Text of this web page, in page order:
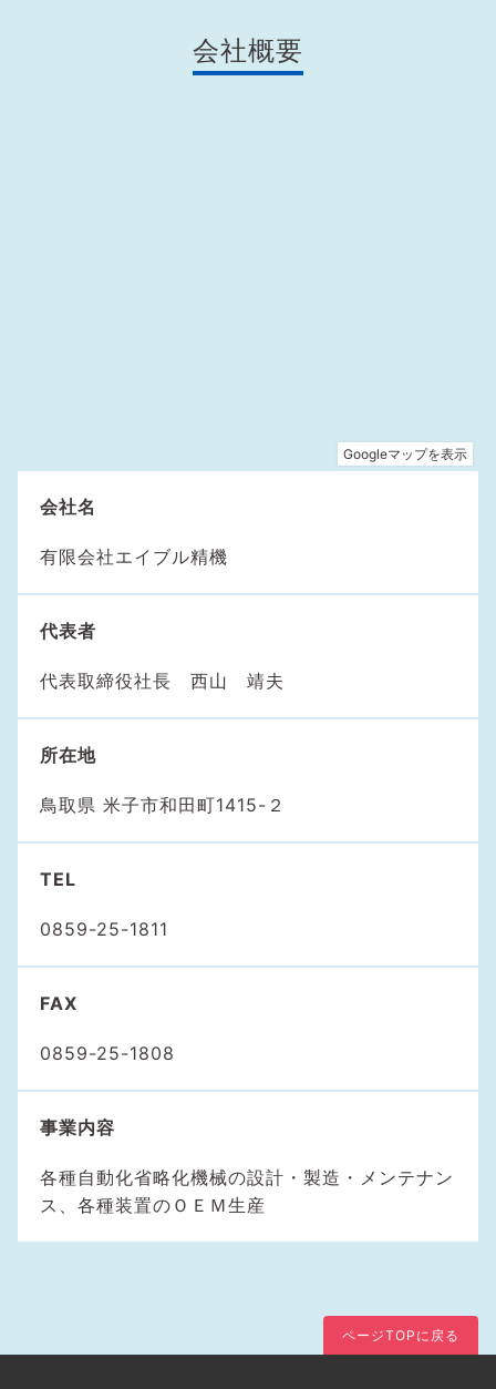
会社概要
会社名
有限会社エイブル精機
代表者
代表取締役社長 西山 靖夫
所在地
鳥取県 米子市和田町1415-２
TEL
0859-25-1811
FAX
0859-25-1808
事業内容
各種自動化省略化機械の設計・製造・メンテナン
ス、各種装置のＯＥＭ生産
ページTOPに戻る